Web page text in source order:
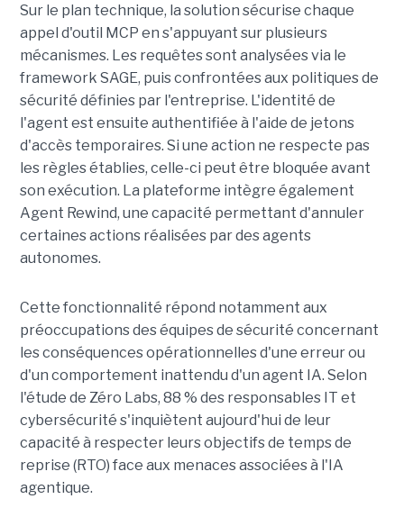
Sur le plan technique, la solution sécurise chaque
appel d'outil MCP en s'appuyant sur plusieurs
mécanismes. Les requêtes sont analysées via le
framework SAGE, puis confrontées aux politiques de
sécurité définies par l'entreprise. L'identité de
l'agent est ensuite authentifiée à l'aide de jetons
d'accès temporaires. Si une action ne respecte pas
les règles établies, celle-ci peut être bloquée avant
son exécution. La plateforme intègre également
Agent Rewind, une capacité permettant d'annuler
certaines actions réalisées par des agents
autonomes.
Cette fonctionnalité répond notamment aux
préoccupations des équipes de sécurité concernant
les conséquences opérationnelles d'une erreur ou
d'un comportement inattendu d'un agent IA. Selon
l'étude de Zéro Labs, 88 % des responsables IT et
cybersécurité s'inquiètent aujourd'hui de leur
capacité à respecter leurs objectifs de temps de
reprise (RTO) face aux menaces associées à l'IA
agentique.